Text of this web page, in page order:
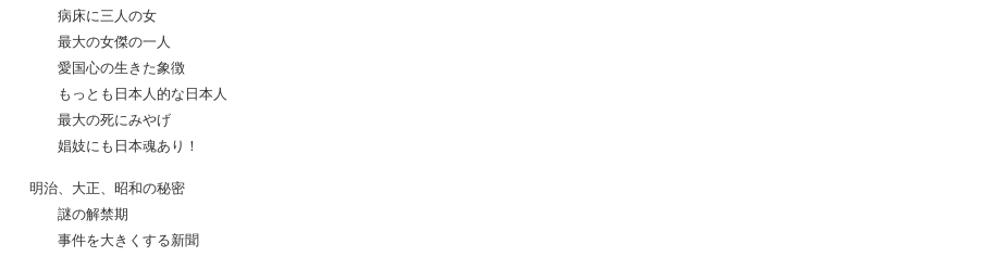
病床に三人の女
最大の女傑の一人
愛国心の生きた象徴
もっとも日本人的な日本人
最大の死にみやげ
娼妓にも日本魂あり！
明治、大正、昭和の秘密
謎の解禁期
事件を大きくする新聞